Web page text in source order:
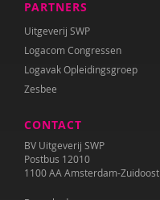
PARTNERS
Uitgeverij SWP
Logacom Congressen
Logavak Opleidingsgroep
Zesbee
CONTACT
BV Uitgeverij SWP
Postbus 12010
1100 AA Amsterdam-Zuidoost